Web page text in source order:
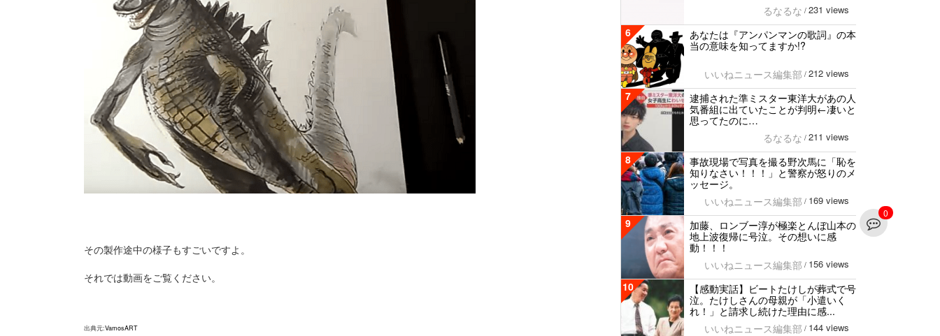
その製作途中の様子もすごいですよ。
それでは動画をご覧ください。
出典元:VamosART
0
るなるな / 231 views
6
あなたは『アンパンマンの歌詞』の本
当の意味を知ってますか!?
いいねニュース編集部 / 212 views
7
逮捕された準ミスター東洋大があの人
気番組に出ていたことが判明←凄いと
思ってたのに…
るなるな / 211 views
8
事故現場で写真を撮る野次馬に「恥を
知りなさい！！！」と警察が怒りのメ
ッセージ。
いいねニュース編集部 / 169 views
9
加藤、ロンブー淳が極楽とんぼ山本の
地上波復帰に号泣。その想いに感
動！！！
いいねニュース編集部 / 156 views
10
【感動実話】ビートたけしが葬式で号
泣。たけしさんの母親が「小遣いく
れ！」と請求し続けた理由に感...
いいねニュース編集部 / 144 views